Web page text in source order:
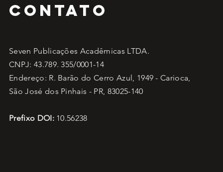
CONTATO
Seven Publicações Acadêmicas LTDA.
CNPJ: 43.789. 355/0001-14
Endereço: R. Barão do Cerro Azul, 1949 - Carioca,
São José dos Pinhais - PR, 83025-140
Prefixo DOI:10.56238